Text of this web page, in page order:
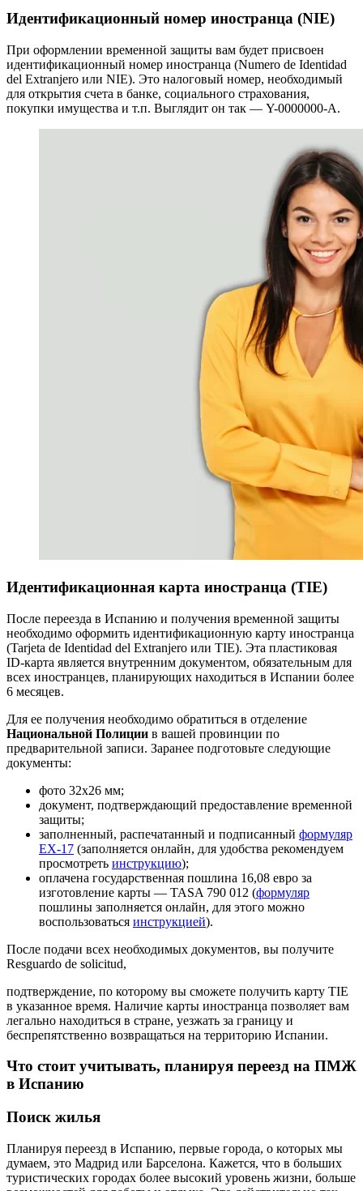
Идентификационный номер иностранца (NIE)
При оформлении временной защиты вам будет присвоен
идентификационный номер иностранца (Numero de Identidad
del Extranjero или NIE). Это налоговый номер, необходимый
для открытия счета в банке, социального страхования,
покупки имущества и т.п. Выглядит он так — Y-0000000-A.
Идентификационная карта иностранца (TIE)
После переезда в Испанию и получения временной защиты
необходимо оформить идентификационную карту иностранца
(Tarjeta de Identidad del Extranjero или TIE). Эта пластиковая
ID-карта является внутренним документом, обязательным для
всех иностранцев, планирующих находиться в Испании более
6 месяцев.
Для ее получения необходимо обратиться в отделение
Национальной Полиции в вашей провинции по
предварительной записи. Заранее подготовьте следующие
документы:
фото 32х26 мм;
документ, подтверждающий предоставление временной
защиты;
заполненный, распечатанный и подписанный формуляр
EX-17 (заполняется онлайн, для удобства рекомендуем
просмотреть инструкцию);
оплачена государственная пошлина 16,08 евро за
изготовление карты — TASA 790 012 (формуляр
пошлины заполняется онлайн, для этого можно
воспользоваться инструкцией).
После подачи всех необходимых документов, вы получите
Resguardo de solicitud,
подтверждение, по которому вы сможете получить карту TIE
в указанное время. Наличие карты иностранца позволяет вам
легально находиться в стране, уезжать за границу и
беспрепятственно возвращаться на территорию Испании.
Что стоит учитывать, планируя переезд на ПМЖ
в Испанию
Поиск жилья
Планируя переезд в Испанию, первые города, о которых мы
думаем, это Мадрид или Барселона. Кажется, что в больших
туристических городах более высокий уровень жизни, больше